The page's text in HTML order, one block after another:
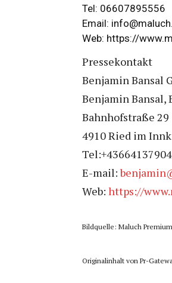
Tel: 06607895556
Email:
Web: https://
Pressekontakt
Benjamin Bansal
Benjamin Bansal,
Bahnhofstraße 29
4910 Ried im
E-mail:
Web: https://
Bildquelle: Maluch
Originalinhalt von Pr-